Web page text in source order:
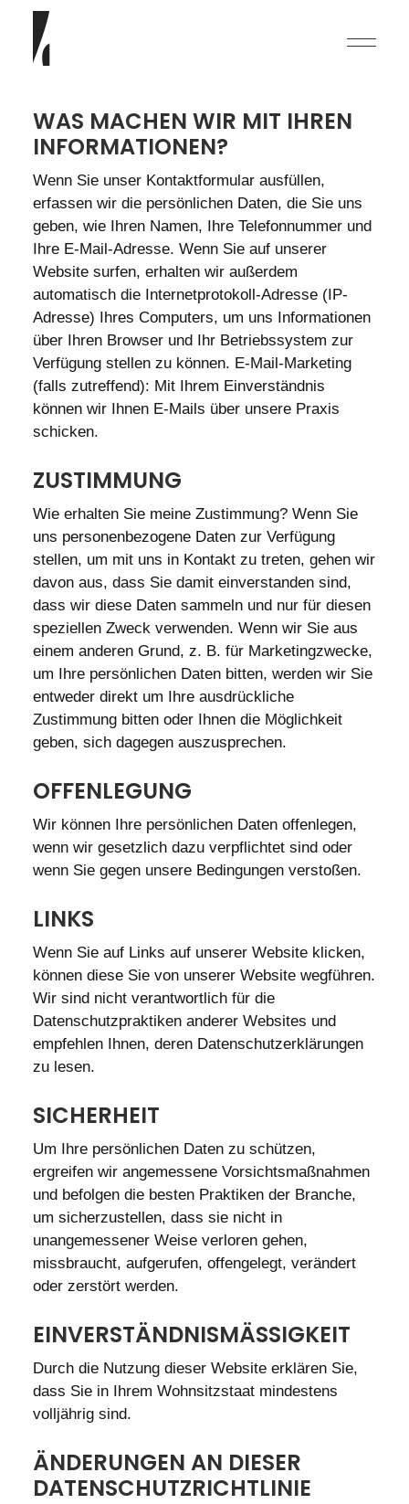
English
Deutsch
WAS MACHEN WIR MIT IHREN
INFORMATIONEN?
Wenn Sie unser Kontaktformular ausfüllen,
erfassen wir die persönlichen Daten, die Sie uns
geben, wie Ihren Namen, Ihre Telefonnummer und
Ihre E-Mail-Adresse. Wenn Sie auf unserer
Website surfen, erhalten wir außerdem
automatisch die Internetprotokoll-Adresse (IP-
Adresse) Ihres Computers, um uns Informationen
über Ihren Browser und Ihr Betriebssystem zur
Verfügung stellen zu können. E-Mail-Marketing
(falls zutreffend): Mit Ihrem Einverständnis
können wir Ihnen E-Mails über unsere Praxis
schicken.
ZUSTIMMUNG
Wie erhalten Sie meine Zustimmung? Wenn Sie
uns personenbezogene Daten zur Verfügung
stellen, um mit uns in Kontakt zu treten, gehen wir
davon aus, dass Sie damit einverstanden sind,
dass wir diese Daten sammeln und nur für diesen
speziellen Zweck verwenden. Wenn wir Sie aus
einem anderen Grund, z. B. für Marketingzwecke,
um Ihre persönlichen Daten bitten, werden wir Sie
entweder direkt um Ihre ausdrückliche
Zustimmung bitten oder Ihnen die Möglichkeit
geben, sich dagegen auszusprechen.
OFFENLEGUNG
Wir können Ihre persönlichen Daten offenlegen,
wenn wir gesetzlich dazu verpflichtet sind oder
wenn Sie gegen unsere Bedingungen verstoßen.
LINKS
Wenn Sie auf Links auf unserer Website klicken,
können diese Sie von unserer Website wegführen.
Wir sind nicht verantwortlich für die
Datenschutzpraktiken anderer Websites und
empfehlen Ihnen, deren Datenschutzerklärungen
zu lesen.
SICHERHEIT
Um Ihre persönlichen Daten zu schützen,
ergreifen wir angemessene Vorsichtsmaßnahmen
und befolgen die besten Praktiken der Branche,
um sicherzustellen, dass sie nicht in
unangemessener Weise verloren gehen,
missbraucht, aufgerufen, offengelegt, verändert
oder zerstört werden.
EINVERSTÄNDNISMÄSSIGKEIT
Durch die Nutzung dieser Website erklären Sie,
dass Sie in Ihrem Wohnsitzstaat mindestens
volljährig sind.
ÄNDERUNGEN AN DIESER
DATENSCHUTZRICHTLINIE